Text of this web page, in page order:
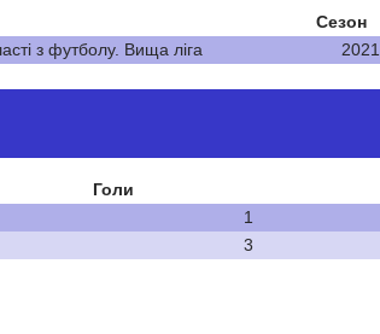
Сезон
з футболу. Вища ліга 2021
Голи
1
3